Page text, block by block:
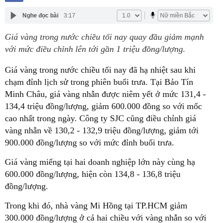
Nghe đọc bài 3:17
Giá vàng trong nước chiều tối nay quay đầu giảm mạnh
với mức điều chỉnh lên tới gần 1 triệu đồng/lượng.
Giá vàng trong nước chiều tối nay đã hạ nhiệt sau khi
chạm đỉnh lịch sử trong phiên buổi trưa. Tại Bảo Tín
Minh Châu, giá vàng nhẫn được niêm yết ở mức 131,4 -
134,4 triệu đồng/lượng, giảm 600.000 đồng so với mốc
cao nhất trong ngày. Công ty SJC cũng điều chỉnh giá
vàng nhẫn về 130,2 - 132,9 triệu đồng/lượng, giảm tới
900.000 đồng/lượng so với mức đỉnh buổi trưa.
Giá vàng miếng tại hai doanh nghiệp lớn này cùng hạ
600.000 đồng/lượng, hiện còn 134,8 - 136,8 triệu
đồng/lượng.
Trong khi đó, nhà vàng Mi Hồng tại TP.HCM giảm
300.000 đồng/lượng ở cả hai chiều với vàng nhẫn so với